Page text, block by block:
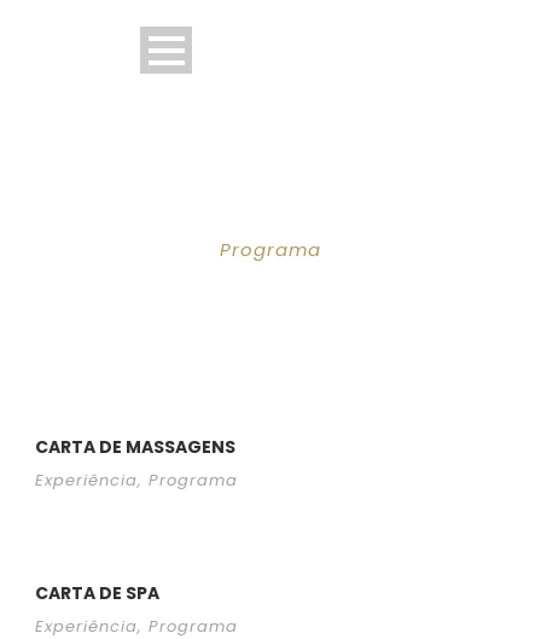
Programa
CARTA DE MASSAGENS
Experiência, Programa
CARTA DE SPA
Experiência, Programa